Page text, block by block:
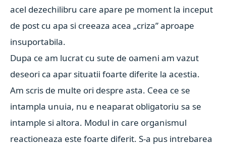
acel dezechilibru care apare pe moment la inceput
de post cu apa si creeaza acea „criza” aproape
insuportabila.
Dupa ce am lucrat cu sute de oameni am vazut
deseori ca apar situatii foarte diferite la acestia.
Am scris de multe ori despre asta. Ceea ce se
intampla unuia, nu e neaparat obligatoriu sa se
intample si altora. Modul in care organismul
reactioneaza este foarte diferit. S-a pus intrebarea